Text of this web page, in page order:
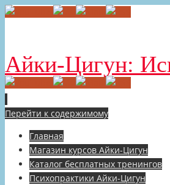
Айки-Цигун:
Перейти к содержимому
Главная
Магазин курсов Айки-Цигун
Каталог бесплатных тренингов
Психопрактики Айки-Цигун